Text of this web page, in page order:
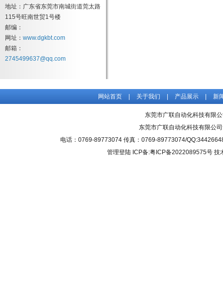
地址：广东省东莞市南城街道莞太路
115号旺南世贸1号楼
邮编：
网址： www.dgkbt.com
邮箱：
2745499637@qq.com
网站首页 关于我们 产品展示 新
东莞市广联自动化科技有限
东莞市广联自动化科技有限公
电话：0769-89773074 传真：0769-89773074/
管理登陆 ICP备:粤ICP备2022089575号